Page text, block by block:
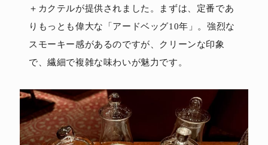
＋カクテルが提供されました。まずは、定番であ
りもっとも偉大な「アードベッグ10年」。強烈な
スモーキー感があるのですが、クリーンな印象
で、繊細で複雑な味わいが魅力です。